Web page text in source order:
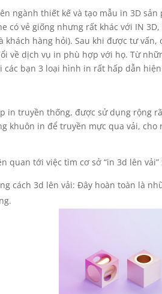
ngành thiết kế và tạo mẫu in 3D
có vẻ giống nhưng rất khác với IN 3D,
khách hàng hỏi). Sau khi được tư
về dịch vụ in phù hợp với họ. Từ
bạn 3 loại hình in rất hấp dẫn
in truyền thống, được sử dụng rộng
khuôn in để truyền mực qua vải,
quan tới việc tìm cơ sở “in 3d lên
cách 3d lên vải: Đây hoàn toàn là